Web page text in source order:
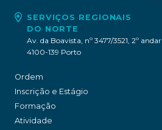
SERVIÇOS REGIONAIS
DO NORTE
Av. da Boavista, nº 3477/3521, 2º andar
4100-139 Porto
Ordem
Inscrição e Estágio
Formação
Atividade